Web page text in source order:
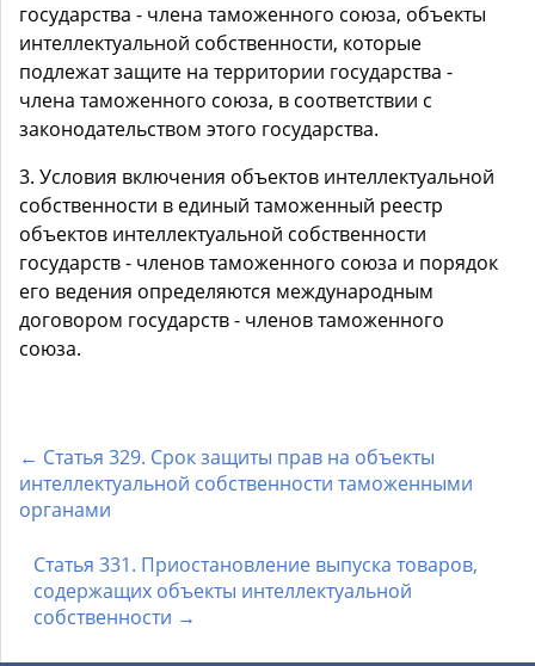
государства - члена таможенного союза, объекты
интеллектуальной собственности, которые
подлежат защите на территории государства -
члена таможенного союза, в соответствии с
законодательством этого государства.
3. Условия включения объектов интеллектуальной
собственности в единый таможенный реестр
объектов интеллектуальной собственности
государств - членов таможенного союза и порядок
его ведения определяются международным
договором государств - членов таможенного
союза.
← Статья 329. Срок защиты прав на объекты
интеллектуальной собственности таможенными
органами
Статья 331. Приостановление выпуска товаров,
содержащих объекты интеллектуальной
собственности →